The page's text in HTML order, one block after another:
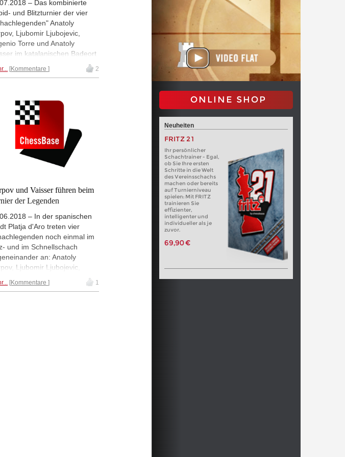
– Das kombinierte
und Blitzturnier der vier
Anatoly
Ljubomir Ljubojevic,
Torre und Anatoly
im katalanischen Badeort
d'Aro ist gestern mit dem
von Karpov zu Ende
Auftakt der Veranstaltung
um einen halben Punkt
Vaisser zurückgefallen, so
er dieses Verhältnis
den beiden während
Blitzturniers umdrehen. Am
siegte Karpov mit 12,5/18
Dritter wurde Ljubojevic
18; der letzte Platz ging
Torre mit 4/18. | Foto: David
Kommentare 2
und Vaisser führen beim
der Legenden
– In der spanischen
Platja d'Aro treten vier
noch einmal im
und im Schnellschach
an: Anatoly
Ljubomir Ljubojevic,
spielen sechs Runden
Kommentare 1
ONLINE SHOP
Neuheiten
FRITZ 21
Ihr persönlicher
Schachtrainer - Egal,
ob Sie Ihre ersten
Schritte in die Welt
des Vereinsschachs
machen oder bereits
auf Turnierniveau
spielen: Mit FRITZ
trainieren Sie
effizienter,
intelligenter und
individueller als je
zuvor.
69,90 €